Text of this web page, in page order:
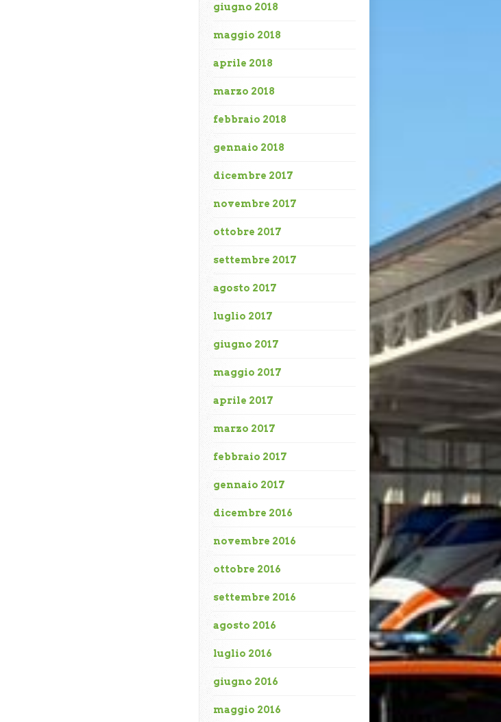
giugno 2018
maggio 2018
aprile 2018
marzo 2018
febbraio 2018
gennaio 2018
dicembre 2017
novembre 2017
ottobre 2017
settembre 2017
agosto 2017
luglio 2017
giugno 2017
maggio 2017
aprile 2017
marzo 2017
febbraio 2017
gennaio 2017
dicembre 2016
novembre 2016
ottobre 2016
settembre 2016
agosto 2016
luglio 2016
giugno 2016
maggio 2016